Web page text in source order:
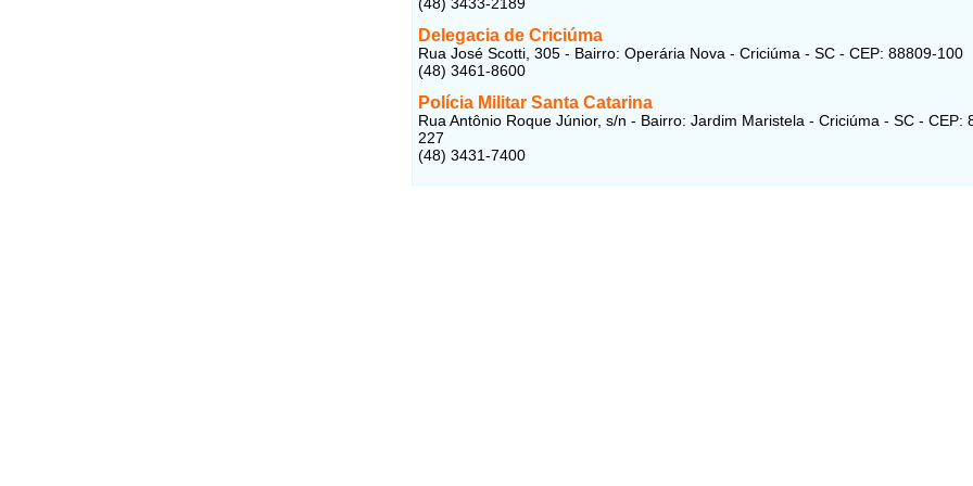
Delegacia de Criciúma
Rua José Scotti, 305 - Bairro: Operária Nova - Criciúma - SC - CEP: 88809-100
(48) 3461-8600
Polícia Militar Santa Catarina
Rua Antônio Roque Júnior, s/n - Bairro: Jardim Maristela - Criciúma - SC - CEP:
227
(48) 3431-7400